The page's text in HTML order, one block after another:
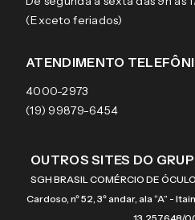
Aviso de privacidade
Termos e condições de uso
Pagamentos
Garantias
Tecnol
Arnette
Burberry
Óculos de sol
Lentes de contato
(Exceto feriados)
ATENDIMENTO
4000-2973
(19) 99879-6454
OUTROS SITES DO
SGH BRASIL COMÉRCIO DE
Cardoso, nº 52, 3º andar, ala “A” -